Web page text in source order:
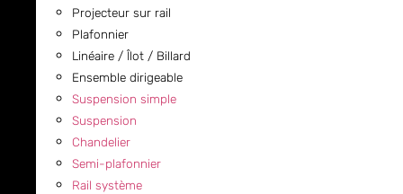
Projecteur sur rail
Plafonnier
Linéaire / Îlot / Billard
Ensemble dirigeable
Suspension simple
Suspension
Chandelier
Semi-plafonnier
Rail système